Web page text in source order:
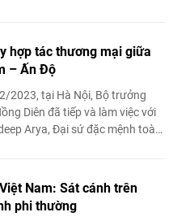
hợp tác thương mại giữa
– Ấn Độ
2023, tại Hà Nội, Bộ trưởng
Diên đã tiếp và làm việc với
Arya, Đại sứ đặc mệnh toàn
Nam: Sát cánh trên
phi thường